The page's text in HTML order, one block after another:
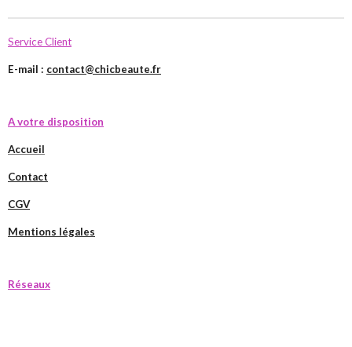
Service Client
E-mail : contact@chicbeaute.fr
A votre disposition
Accueil
Contact
CGV
Mentions légales
Réseaux